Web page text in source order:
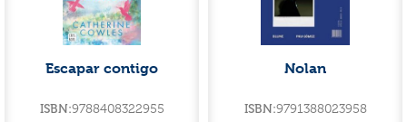
Escapar contigo
ISBN:9788408322955
Nolan
ISBN:9791388023958